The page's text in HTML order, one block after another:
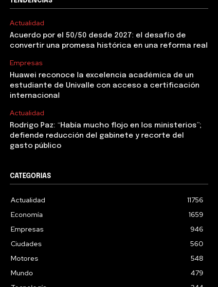
Actualidad
Acuerdo por el 50/50 desde 2027: el desafío de
convertir una promesa histórica en una reforma real
Empresas
Huawei reconoce la excelencia académica de un
estudiante de Univalle con acceso a certificación
internacional
Actualidad
Rodrigo Paz: “Había mucho flojo en los ministerios”;
defiende reducción del gabinete y recorte del
gasto público
CATEGORIAS
Actualidad
11756
Economía
1659
Empresas
946
Ciudades
560
Motores
548
Mundo
479